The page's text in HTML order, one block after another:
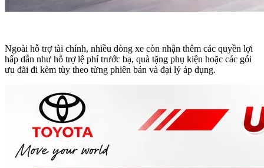
Ngoài hỗ trợ tài chính, nhiều dòng xe còn nhận thêm các quyền lợi
hấp dẫn như hỗ trợ lệ phí trước bạ, quà tặng phụ kiện hoặc các gói
ưu đãi đi kèm tùy theo từng phiên bản và đại lý áp dụng.